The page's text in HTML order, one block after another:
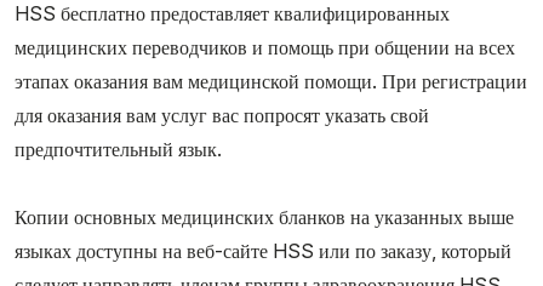
HSS бесплатно предоставляет квалифицированных
медицинских переводчиков и помощь при общении на всех
этапах оказания вам медицинской помощи. При регистрации
для оказания вам услуг вас попросят указать свой
предпочтительный язык.
Копии основных медицинских бланков на указанных выше
языках доступны на веб-сайте HSS или по заказу, который